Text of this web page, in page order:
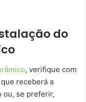
do
, verifique com
receberá a
ou, se preferir,